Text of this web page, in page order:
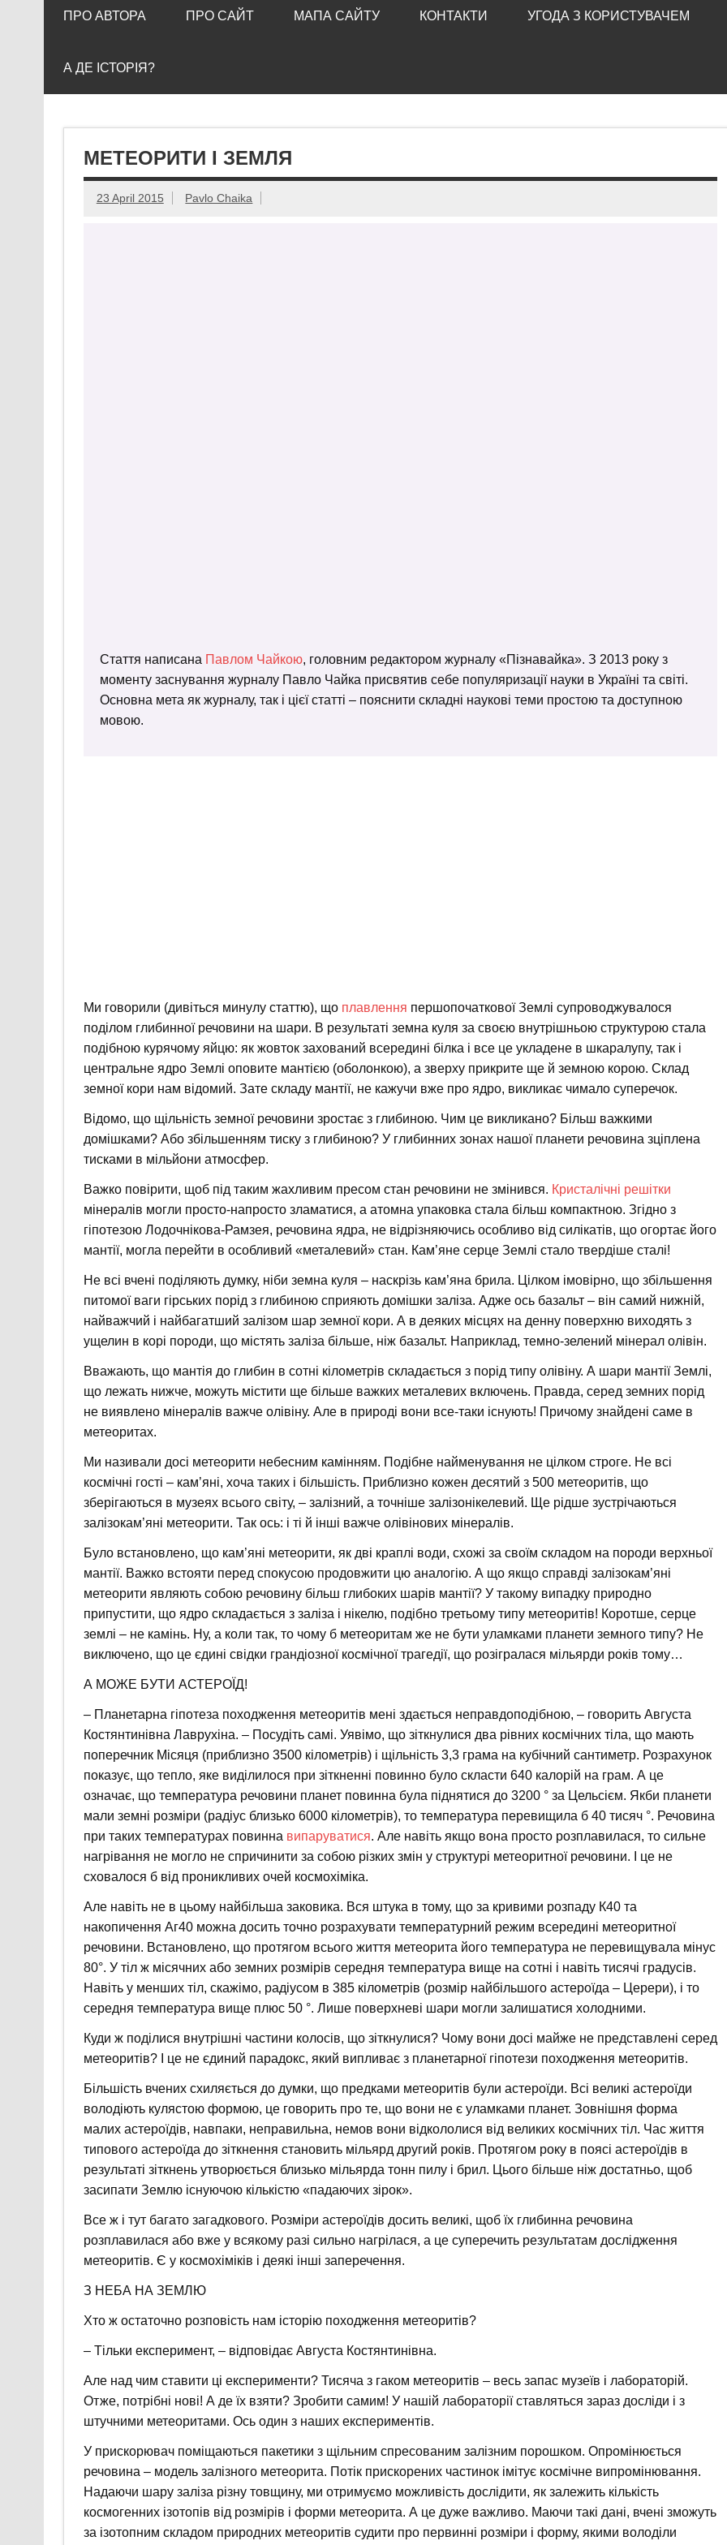
ПРО АВТОРА ПРО САЙТ МАПА САЙТУ КОНТАКТИ УГОДА З КОРИСТУВАЧЕМ
А ДЕ ІСТОРІЯ?
МЕТЕОРИТИ І ЗЕМЛЯ
23 April 2015 Pavlo Chaika
Стаття написана Павлом Чайкою, головним редактором журналу «Пізнавайка». З 2013 року з
моменту заснування журналу Павло Чайка присвятив себе популяризації науки в Україні та світі.
Основна мета як журналу, так і цієї статті – пояснити складні наукові теми простою та доступною
мовою.
Ми говорили (дивіться минулу статтю), що плавлення першопочаткової Землі супроводжувалося
поділом глибинної речовини на шари. В результаті земна куля за своєю внутрішньою структурою стала
подібною курячому яйцю: як жовток захований всередині білка і все це укладене в шкаралупу, так і
центральне ядро Землі оповите мантією (оболонкою), а зверху прикрите ще й земною корою. Склад
земної кори нам відомий. Зате складу мантії, не кажучи вже про ядро, викликає чимало суперечок.
Відомо, що щільність земної речовини зростає з глибиною. Чим це викликано? Більш важкими
домішками? Або збільшенням тиску з глибиною? У глибинних зонах нашої планети речовина зціплена
тисками в мільйони атмосфер.
Важко повірити, щоб під таким жахливим пресом стан речовини не змінився. Кристалічні решітки
мінералів могли просто-напросто зламатися, а атомна упаковка стала більш компактною. Згідно з
гіпотезою Лодочнікова-Рамзея, речовина ядра, не відрізняючись особливо від силікатів, що огортає його
мантії, могла перейти в особливий «металевий» стан. Кам’яне серце Землі стало твердіше сталі!
Не всі вчені поділяють думку, ніби земна куля – наскрізь кам’яна брила. Цілком імовірно, що збільшення
питомої ваги гірських порід з глибиною сприяють домішки заліза. Адже ось базальт – він самий нижній,
найважчий і найбагатший залізом шар земної кори. А в деяких місцях на денну поверхню виходять з
ущелин в корі породи, що містять заліза більше, ніж базальт. Наприклад, темно-зелений мінерал олівін.
Вважають, що мантія до глибин в сотні кілометрів складається з порід типу олівіну. А шари мантії Землі,
що лежать нижче, можуть містити ще більше важких металевих включень. Правда, серед земних порід
не виявлено мінералів важче олівіну. Але в природі вони все-таки існують! Причому знайдені саме в
метеоритах.
Ми називали досі метеорити небесним камінням. Подібне найменування не цілком строге. Не всі
космічні гості – кам’яні, хоча таких і більшість. Приблизно кожен десятий з 500 метеоритів, що
зберігаються в музеях всього світу, – залізний, а точніше залізонікелевий. Ще рідше зустрічаються
залізокам’яні метеорити. Так ось: і ті й інші важче олівінових мінералів.
Було встановлено, що кам’яні метеорити, як дві краплі води, схожі за своїм складом на породи верхньої
мантії. Важко встояти перед спокусою продовжити цю аналогію. А що якщо справді залізокам’яні
метеорити являють собою речовину більш глибоких шарів мантії? У такому випадку природно
припустити, що ядро складається з заліза і нікелю, подібно третьому типу метеоритів! Коротше, серце
землі – не камінь. Ну, а коли так, то чому б метеоритам же не бути уламками планети земного типу? Не
виключено, що це єдині свідки грандіозної космічної трагедії, що розігралася мільярди років тому…
А МОЖЕ БУТИ АСТЕРОЇД!
– Планетарна гіпотеза походження метеоритів мені здається неправдоподібною, – говорить Августа
Костянтинівна Лаврухіна. – Посудіть самі. Уявімо, що зіткнулися два рівних космічних тіла, що мають
поперечник Місяця (приблизно 3500 кілометрів) і щільність 3,3 грама на кубічний сантиметр. Розрахунок
показує, що тепло, яке виділилося при зіткненні повинно було скласти 640 калорій на грам. А це
означає, що температура речовини планет повинна була піднятися до 3200 ° за Цельсієм. Якби планети
мали земні розміри (радіус близько 6000 кілометрів), то температура перевищила б 40 тисяч °. Речовина
при таких температурах повинна випаруватися. Але навіть якщо вона просто розплавилася, то сильне
нагрівання не могло не спричинити за собою різких змін у структурі метеоритної речовини. І це не
сховалося б від проникливих очей космохіміка.
Але навіть не в цьому найбільша заковика. Вся штука в тому, що за кривими розпаду К40 та
накопичення Аг40 можна досить точно розрахувати температурний режим всередині метеоритної
речовини. Встановлено, що протягом всього життя метеорита його температура не перевищувала мінус
80°. У тіл ж місячних або земних розмірів середня температура вище на сотні і навіть тисячі градусів.
Навіть у менших тіл, скажімо, радіусом в 385 кілометрів (розмір найбільшого астероїда – Церери), і то
середня температура вище плюс 50 °. Лише поверхневі шари могли залишатися холодними.
Куди ж поділися внутрішні частини колосів, що зіткнулися? Чому вони досі майже не представлені серед
метеоритів? І це не єдиний парадокс, який випливає з планетарної гіпотези походження метеоритів.
Більшість вчених схиляється до думки, що предками метеоритів були астероїди. Всі великі астероїди
володіють кулястою формою, це говорить про те, що вони не є уламками планет. Зовнішня форма
малих астероїдів, навпаки, неправильна, немов вони відкололися від великих космічних тіл. Час життя
типового астероїда до зіткнення становить мільярд другий років. Протягом року в поясі астероїдів в
результаті зіткнень утворюється близько мільярда тонн пилу і брил. Цього більше ніж достатньо, щоб
засипати Землю існуючою кількістю «падаючих зірок».
Все ж і тут багато загадкового. Розміри астероїдів досить великі, щоб їх глибинна речовина
розплавилася або вже у всякому разі сильно нагрілася, а це суперечить результатам дослідження
метеоритів. Є у космохіміків і деякі інші заперечення.
З НЕБА НА ЗЕМЛЮ
Хто ж остаточно розповість нам історію походження метеоритів?
– Тільки експеримент, – відповідає Августа Костянтинівна.
Але над чим ставити ці експерименти? Тисяча з гаком метеоритів – весь запас музеїв і лабораторій.
Отже, потрібні нові! А де їх взяти? Зробити самим! У нашій лабораторії ставляться зараз досліди і з
штучними метеоритами. Ось один з наших експериментів.
У прискорювач поміщаються пакетики з щільним спресованим залізним порошком. Опромінюється
речовина – модель залізного метеорита. Потік прискорених частинок імітує космічне випромінювання.
Надаючи шару заліза різну товщину, ми отримуємо можливість дослідити, як залежить кількість
космогенних ізотопів від розмірів і форми метеорита. А це дуже важливо. Маючи такі дані, вчені зможуть
за ізотопним складом природних метеоритів судити про первинні розміри і форму, якими володіли